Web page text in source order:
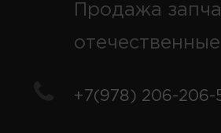
Продажа
+7(978) 206-206-